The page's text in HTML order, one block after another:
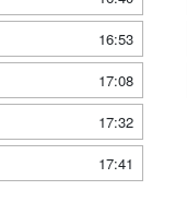
16:53
17:08
17:32
17:41